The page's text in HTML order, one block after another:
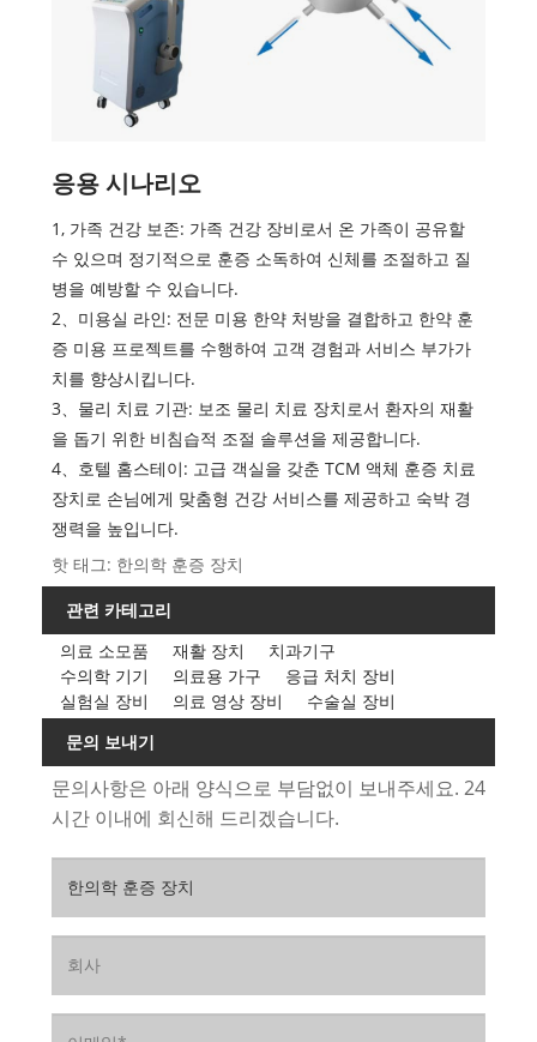
응용 시나리오
1, 가족 건강 보존: 가족 건강 장비로서 온 가족이 공유할
수 있으며 정기적으로 훈증 소독하여 신체를 조절하고 질
병을 예방할 수 있습니다.
2、미용실 라인: 전문 미용 한약 처방을 결합하고 한약 훈
증 미용 프로젝트를 수행하여 고객 경험과 서비스 부가가
치를 향상시킵니다.
3、물리 치료 기관: 보조 물리 치료 장치로서 환자의 재활
을 돕기 위한 비침습적 조절 솔루션을 제공합니다.
4、호텔 홈스테이: 고급 객실을 갖춘 TCM 액체 훈증 치료
장치로 손님에게 맞춤형 건강 서비스를 제공하고 숙박 경
쟁력을 높입니다.
핫 태그: 한의학 훈증 장치
관련 카테고리
의료 소모품
재활 장치
치과기구
수의학 기기
의료용 가구
응급 처치 장비
실험실 장비
의료 영상 장비
수술실 장비
문의 보내기
문의사항은 아래 양식으로 부담없이 보내주세요. 24
시간 이내에 회신해 드리겠습니다.